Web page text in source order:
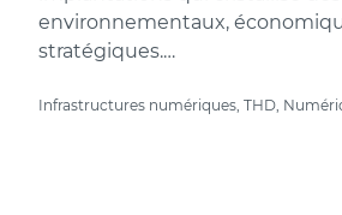
environnementaux,
stratégiques.…
Infrastructures numériques, THD,